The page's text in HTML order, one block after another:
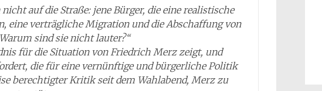
auf die Straße: jene Bürger, die eine realistische
verträgliche Migration und die Abschaffung von
sind sie nicht lauter?“
für die Situation von Friedrich Merz zeigt, und
die für eine vernünftige und bürgerliche Politik
berechtigter Kritik seit dem Wahlabend, Merz zu